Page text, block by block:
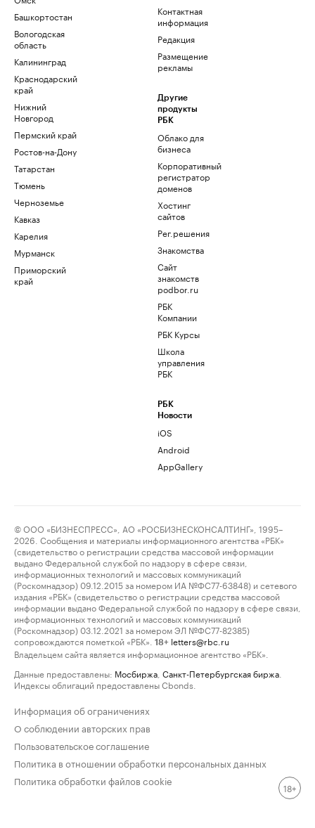
Башкортостан
Вологодская
область
Калининград
Краснодарский
край
Нижний
Новгород
Пермский край
Ростов-на-Дону
Татарстан
Тюмень
Черноземье
Кавказ
Карелия
Мурманск
Приморский
край
Контактная
информация
Редакция
Размещение
рекламы
Другие
продукты
РБК
Облако для
бизнеса
Корпоративный
регистратор
доменов
Хостинг
сайтов
Рег.решения
Знакомства
Сайт
знакомств
podbor.ru
РБК
Компании
РБК Курсы
Школа
управления
РБК
РБК
Новости
iOS
Android
AppGallery
© ООО «БИЗНЕСПРЕСС», АО «РОСБИЗНЕСКОНСАЛТИНГ», 1995–
2026. Сообщения и материалы информационного агентства «РБК»
(свидетельство о регистрации средства массовой информации
выдано Федеральной службой по надзору в сфере связи,
информационных технологий и массовых коммуникаций
(Роскомнадзор) 09.12.2015 за номером ИА №ФС77-63848) и сетевого
издания «РБК» (свидетельство о регистрации средства массовой
информации выдано Федеральной службой по надзору в сфере связи,
информационных технологий и массовых коммуникаций
(Роскомнадзор) 03.12.2021 за номером ЭЛ №ФС77-82385)
сопровождаются пометкой «РБК».
18+ letters@rbc.ru
Владельцем сайта является информационное агентство «РБК».
Данные предоставлены: Мосбиржа Санкт-Петербургская биржа
Индексы облигаций предоставлены Cbonds.
Информация об ограничениях
О соблюдении авторских прав
Пользовательское соглашение
Политика в отношении обработки персональных данных
Политика обработки файлов cookie
18+